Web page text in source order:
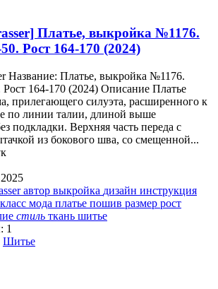
Платье, выкройка №1176.
Рост 164-170 (2024)
Название: Платье, выкройка №1176.
Рост 164-170 (2024) Описание Платье
прилегающего силуэта, расширенного к
по линии талии, длиной выше
подкладки. Верхняя часть переда с
из бокового шва, со смещенной...
автор выкройка дизайн инструкция
мода платье пошив размер рост
стиль ткань шитье
1
Шитье